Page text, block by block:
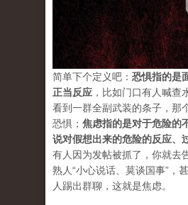
简单下个定义吧： 恐惧指的是
正当反应 ，比如门口有人喊查
看到一群全副武装的条子，那
恐惧； 焦虑指的是对于危险的
说对假想出来的危险的反应、
有人因为发帖被抓了，你就去
熟人“小心说话、莫谈国事”，
人踢出群聊，这就是焦虑。